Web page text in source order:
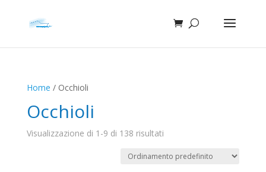
Home / Occhioli
Occhioli
Visualizzazione di 1-9 di 138 risultati